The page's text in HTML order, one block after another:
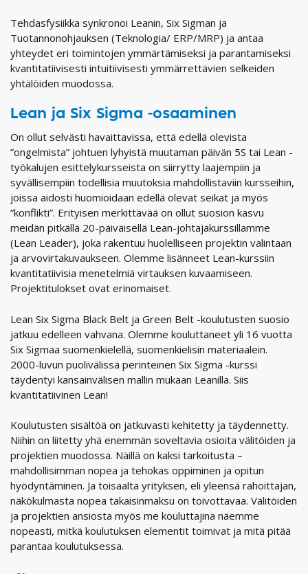
Tehdasfysiikka synkronoi Leanin, Six Sigman ja
Tuotannonohjauksen (Teknologia/ ERP/MRP) ja antaa
yhteydet eri toimintojen ymmärtämiseksi ja parantamiseksi
kvantitatiivisesti intuitiivisesti ymmärrettävien selkeiden
yhtälöiden muodossa.
Lean ja Six Sigma -osaaminen
On ollut selvästi havaittavissa, että edellä olevista
”ongelmista” johtuen lyhyistä muutaman päivän 5S tai Lean -
työkalujen esittelykursseista on siirrytty laajempiin ja
syvällisempiin todellisia muutoksia mahdollistaviin kursseihin,
joissa aidosti huomioidaan edellä olevat seikat ja myös
”konflikti”. Erityisen merkittävää on ollut suosion kasvu
meidän pitkällä 20-päiväisellä Lean-johtajakurssillamme
(Lean Leader), joka rakentuu huolelliseen projektin valintaan
ja arvovirtakuvaukseen. Olemme lisänneet Lean-kurssiin
kvantitatiivisia menetelmiä virtauksen kuvaamiseen.
Projektitulokset ovat erinomaiset.
Lean Six Sigma Black Belt ja Green Belt -koulutusten suosio
jatkuu edelleen vahvana. Olemme kouluttaneet yli 16 vuotta
Six Sigmaa suomenkielellä, suomenkielisin materiaalein.
2000-luvun puolivälissä perinteinen Six Sigma -kurssi
täydentyi kansainvälisen mallin mukaan Leanilla. Siis
kvantitatiivinen Lean!
Koulutusten sisältöä on jatkuvasti kehitetty ja täydennetty.
Niihin on liitetty yhä enemmän soveltavia osioita välitöiden ja
projektien muodossa. Näillä on kaksi tarkoitusta –
mahdollisimman nopea ja tehokas oppiminen ja opitun
hyödyntäminen. Ja toisaalta yrityksen, eli yleensä rahoittajan,
näkökulmasta nopea takaisinmaksu on toivottavaa. Välitöiden
ja projektien ansiosta myös me kouluttajina näemme
nopeasti, mitkä koulutuksen elementit toimivat ja mitä pitää
parantaa koulutuksessa.